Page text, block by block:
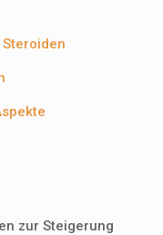
zur Steigerung